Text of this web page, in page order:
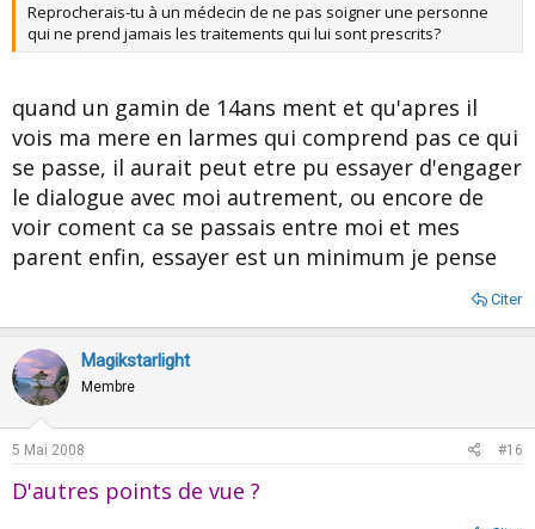
Reprocherais-tu à un médecin de ne pas soigner une personne
qui ne prend jamais les traitements qui lui sont prescrits?
quand un gamin de 14ans ment et qu'apres il
vois ma mere en larmes qui comprend pas ce qui
se passe, il aurait peut etre pu essayer d'engager
le dialogue avec moi autrement, ou encore de
voir coment ca se passais entre moi et mes
parent enfin, essayer est un minimum je pense
Citer
Magikstarlight
Membre
5 Mai 2008 #16
D'autres points de vue ?